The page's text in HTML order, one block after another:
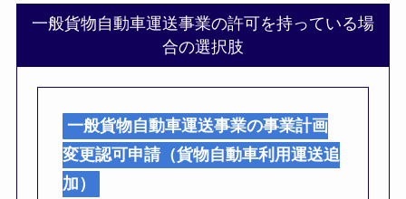
一般貨物自動車運送事業の許可を持っている場
合の選択肢
一般貨物自動車運送事業の事業計画
変更認可申請（貨物自動車利用運送追
加）